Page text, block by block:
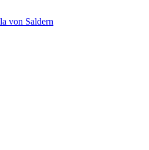
von Saldern